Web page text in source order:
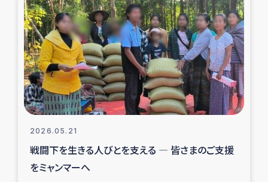
2026.05.21
戦闘下を生きる人びとを支える ― 皆さまのご支援
をミャンマーへ